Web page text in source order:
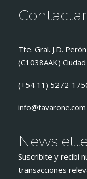
Tte. Gral. J.D.
(C1038AAK)
(+54 11) 5272-
info@tavarone.com
Suscribite y recibí
transacciones